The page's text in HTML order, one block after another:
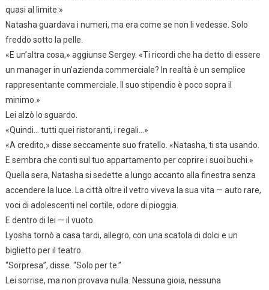
quasi al limite.»
Natasha guardava i numeri, ma era come se non li vedesse. Solo
freddo sotto la pelle.
«E un’altra cosa,» aggiunse Sergey. «Ti ricordi che ha detto di essere
un manager in un’azienda commerciale? In realtà è un semplice
rappresentante commerciale. Il suo stipendio è poco sopra il
minimo.»
Lei alzò lo sguardo.
«Quindi… tutti quei ristoranti, i regali…»
«A credito,» disse seccamente suo fratello. «Natasha, ti sta usando.
E sembra che conti sul tuo appartamento per coprire i suoi buchi.»
Quella sera, Natasha si sedette a lungo accanto alla finestra senza
accendere la luce. La città oltre il vetro viveva la sua vita — auto rare,
voci di adolescenti nel cortile, odore di pioggia.
E dentro di lei — il vuoto.
Lyosha tornò a casa tardi, allegro, con una scatola di dolci e un
biglietto per il teatro.
“Sorpresa”, disse. “Solo per te.”
Lei sorrise, ma non provava nulla. Nessuna gioia, nessuna